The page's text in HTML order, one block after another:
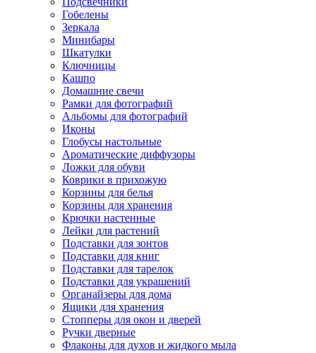
Гобелены
Зеркала
Минибары
Шкатулки
Ключницы
Кашпо
Домашние свечи
Рамки для фотографий
Альбомы для фотографий
Иконы
Глобусы настольные
Ароматические диффузоры
Ложки для обуви
Коврики в прихожую
Корзины для белья
Корзины для хранения
Крючки настенные
Лейки для растений
Подставки для зонтов
Подставки для книг
Подставки для тарелок
Подставки для украшений
Органайзеры для дома
Ящики для хранения
Стопперы для окон и дверей
Ручки дверные
Флаконы для духов и жидкого мыла